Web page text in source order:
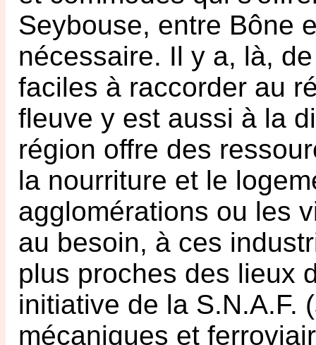
Seybouse, entre Bône
nécessaire. Il y a, là,
faciles à raccorder au
fleuve y est aussi à la
région offre des
la nourriture et le
agglomérations ou les
au besoin, à ces
plus proches des lieux
initiative de la S.N.A.F.
mécaniques et